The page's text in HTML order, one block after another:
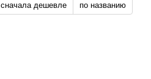
сначала дешевле по названию